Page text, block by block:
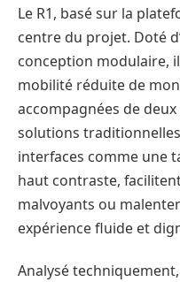
Le R1, basé sur la
centre du projet. Doté
conception modulaire,
mobilité réduite de
accompagnées de
solutions
interfaces comme une
haut contraste,
malvoyants ou
expérience fluide et
Analysé